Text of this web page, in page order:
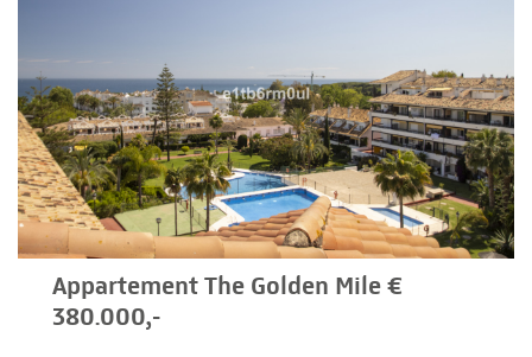
Appartement The Golden Mile €
380.000,-